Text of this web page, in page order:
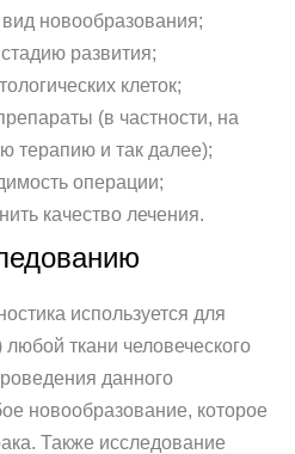
новообразования;
развития;
клеток;
(в частности, на
терапию и так далее);
операции;
качество лечения.
используется для
ткани человеческого
данного
новообразование, которое
Также исследование